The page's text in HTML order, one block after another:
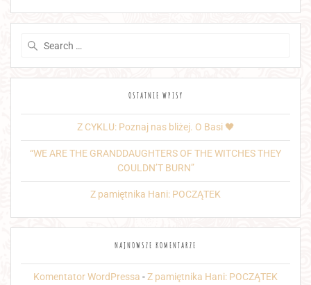
OSTATNIE WPISY
Z CYKLU: Poznaj nas bliżej. O Basi 🖤
“WE ARE THE GRANDDAUGHTERS OF THE WITCHES THEY
COULDN’T BURN”
Z pamiętnika Hani: POCZĄTEK
NAJNOWSZE KOMENTARZE
Komentator WordPressa -Z pamiętnika Hani: POCZĄTEK